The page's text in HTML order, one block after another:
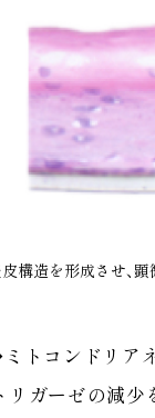
構造を形成させ、
トコンドリ
ガーゼの減少